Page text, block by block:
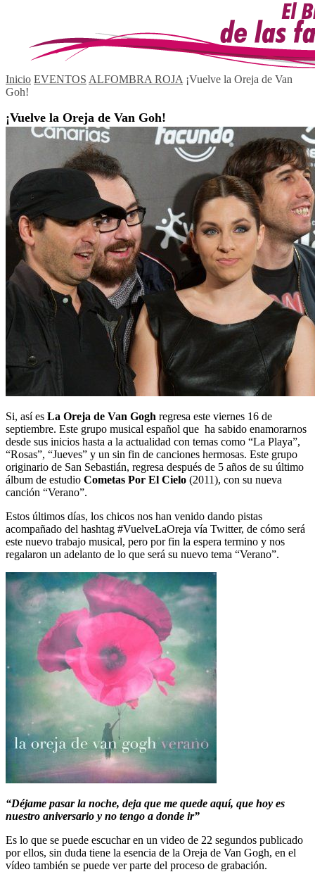
Inicio EVENTOS ALFOMBRA ROJA ¡Vuelve la Oreja de Van
Goh!
¡Vuelve la Oreja de Van Goh!
Si, así es La Oreja de Van Gogh regresa este viernes 16 de
septiembre. Este grupo musical español que ha sabido enamorarnos
desde sus inicios hasta a la actualidad con temas como “La Playa”,
“Rosas”, “Jueves” y un sin fin de canciones hermosas. Este grupo
originario de San Sebastián, regresa después de 5 años de su último
álbum de estudio Cometas Por El Cielo (2011), con su nueva
canción “Verano”.
Estos últimos días, los chicos nos han venido dando pistas
acompañado del hashtag #VuelveLaOreja vía Twitter, de cómo será
este nuevo trabajo musical, pero por fin la espera termino y nos
regalaron un adelanto de lo que será su nuevo tema “Verano”.
“Déjame pasar la noche, deja que me quede aquí, que hoy es
nuestro aniversario y no tengo a donde ir”
Es lo que se puede escuchar en un video de 22 segundos publicado
por ellos, sin duda tiene la esencia de la Oreja de Van Gogh, en el
vídeo también se puede ver parte del proceso de grabación.